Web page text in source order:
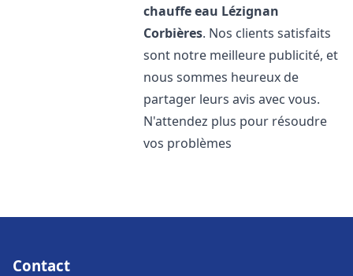
chauffe eau Lézignan
Corbières. Nos clients satisfaits
sont notre meilleure publicité, et
nous sommes heureux de
partager leurs avis avec vous.
N'attendez plus pour résoudre
vos problèmes
Contact